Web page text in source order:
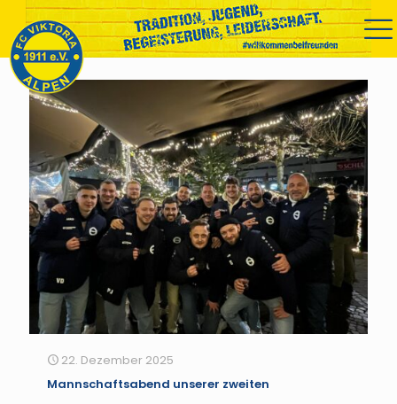
22. Dezember 2025
Mannschaftsabend unserer zweiten